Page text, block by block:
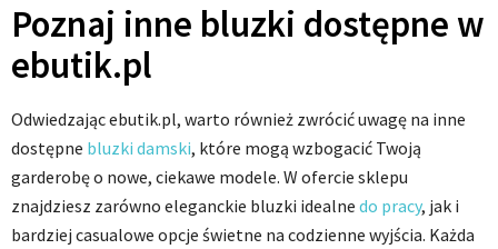
Poznaj inne bluzki dostępne w
ebutik.pl
Odwiedzając ebutik.pl, warto również zwrócić uwagę na inne
dostępne bluzki damski, które mogą wzbogacić Twoją
garderobę o nowe, ciekawe modele. W ofercie sklepu
znajdziesz zarówno eleganckie bluzki idealne do pracy, jak i
bardziej casualowe opcje świetne na codzienne wyjścia. Każda